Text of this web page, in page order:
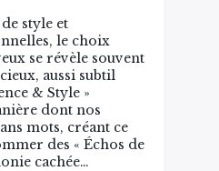
style et
le choix
se révèle souvent
aussi subtil
& Style »
dont nos
mots, créant ce
des « Échos de
cachée…